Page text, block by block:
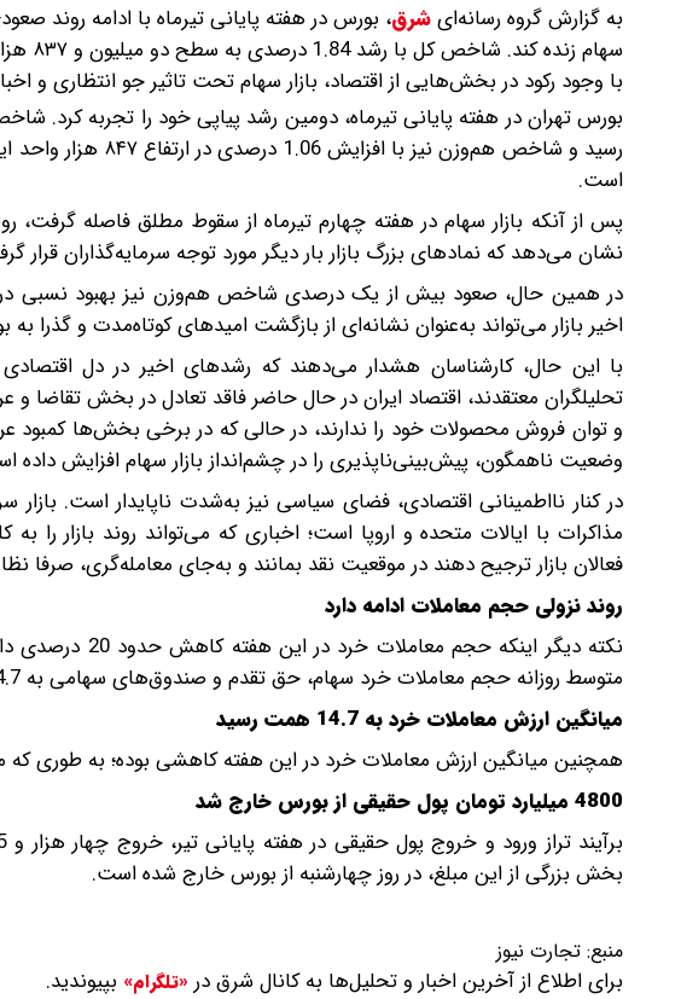
به گزارش گروه رسانه‌ایشرق، بورس در هفته پایانی تیرماه با ادامه روند
با وجود رکود در بخش‌هایی از اقتصاد، بازار سهام تحت تاثیر جو انتظاری و
رسید و شاخص هم‌وزن
است.
پس از آنکه بازار سهام در هفته چهارم تیرماه از سقوط مطلق فاصله
نشان می‌دهد که نمادهای بزرگ بازار بار دیگر مورد توجه سرمایه‌گذاران قرار
در همین حال، صعود بیش از یک درصدی شاخص هم‌وزن نیز بهبود نسبی در
اخیر بازار می‌تواند به‌عنوان نشانه‌ای از بازگشت امیدهای کوتاه‌مدت و گذرا
با این حال، کارشناسان هشدار می‌دهند که رشدهای اخیر در دل
تحلیلگران معتقدند، اقتصاد ایران در حال حاضر فاقد تعادل در بخش تقاضا
و توان فروش محصولات خود را ندارند، در حالی که در برخی بخش‌ها
وضعیت ناهمگون، پیش‌بینی‌ناپذیری را در چشم‌انداز بازار سهام افزایش داده
در کنار نااطمینانی اقتصادی، فضای سیاسی نیز به‌شدت ناپایدار است.
مذاکرات با ایالات متحده و اروپا است؛ اخباری که می‌تواند روند
فعالان بازار ترجیح دهند در موقعیت نقد بمانند و به‌جای معامله‌گری، صرفا
روند نزولی حجم معاملات ادامه دارد
نکته دیگر
متوسط روزانه حجم معاملات خرد سهام، حق تقدم و صندوق‌های سهامی به 14.7 میلیارد برگه سهم رسید.
میانگین ارزش معاملات خرد به 14.7 همت رسید
همچنین میانگین ارزش معاملات خرد در این هفته کاهشی بوده؛ به طوری که میانگین هفتگی این
4800 میلیارد تومان پول حقیقی از بورس خارج شد
بخش بزرگی از این مبلغ، در روز چهارشنبه از بورس خارج شده است.
منبع: تجارت نیوز
برای اطلاع از آخرین اخبار و تحلیل‌ها به کانال شرق در «تلگرام» بپیوندید.